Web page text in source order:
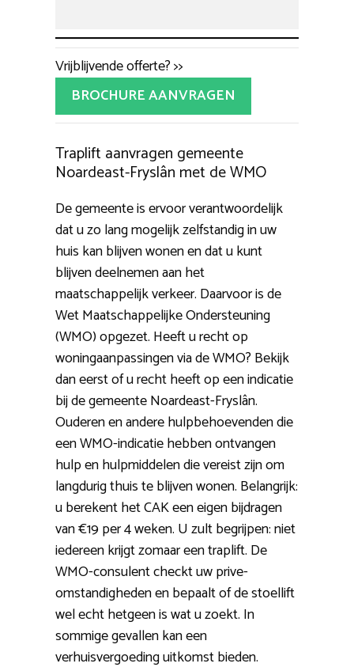
Vrijblijvende offerte? >>
BROCHURE AANVRAGEN
Traplift aanvragen gemeente
Noardeast-Fryslân met de WMO
De gemeente is ervoor verantwoordelijk
dat u zo lang mogelijk zelfstandig in uw
huis kan blijven wonen en dat u kunt
blijven deelnemen aan het
maatschappelijk verkeer. Daarvoor is de
Wet Maatschappelijke Ondersteuning
(WMO) opgezet. Heeft u recht op
woningaanpassingen via de WMO? Bekijk
dan eerst of u recht heeft op een indicatie
bij de gemeente Noardeast-Fryslân.
Ouderen en andere hulpbehoevenden die
een WMO-indicatie hebben ontvangen
hulp en hulpmiddelen die vereist zijn om
langdurig thuis te blijven wonen. Belangrijk:
u berekent het CAK een eigen bijdragen
van €19 per 4 weken. U zult begrijpen: niet
iedereen krijgt zomaar een traplift. De
WMO-consulent checkt uw prive-
omstandigheden en bepaalt of de stoellift
wel echt hetgeen is wat u zoekt. In
sommige gevallen kan een
verhuisvergoeding uitkomst bieden.